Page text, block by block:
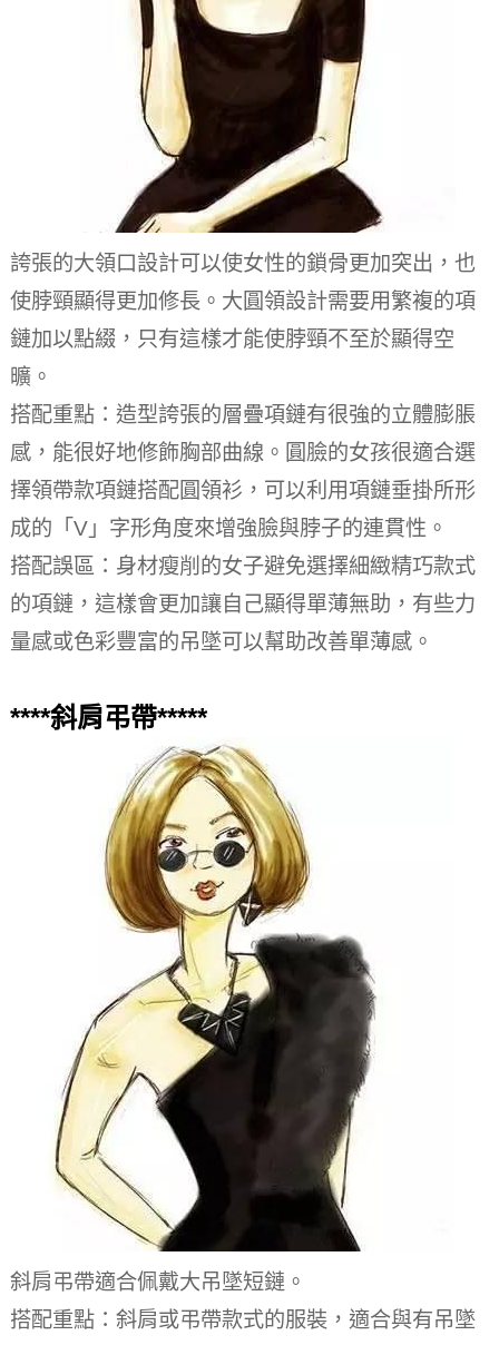
誇張的大領口設計可以使女性的鎖骨更加突出，也
使脖頸顯得更加修長。大圓領設計需要用繁複的項
鏈加以點綴，只有這樣才能使脖頸不至於顯得空
曠。
搭配重點：造型誇張的層疊項鏈有很強的立體膨脹
感，能很好地修飾胸部曲線。圓臉的女孩很適合選
擇領帶款項鏈搭配圓領衫，可以利用項鏈垂掛所形
成的「V」字形角度來增強臉與脖子的連貫性。
搭配誤區：身材瘦削的女子避免選擇細緻精巧款式
的項鏈，這樣會更加讓自己顯得單薄無助，有些力
量感或色彩豐富的吊墜可以幫助改善單薄感。
****斜肩弔帶*****
斜肩弔帶適合佩戴大吊墜短鏈。
搭配重點：斜肩或弔帶款式的服裝，適合與有吊墜